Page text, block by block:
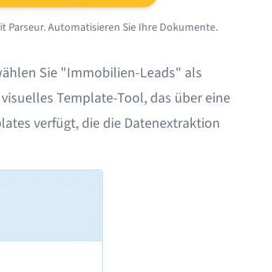
Parseur. Automatisieren Sie Ihre Dokumente.
Sie "Immobilien-Leads" als
Template-Tool, das über eine
verfügt, die die Datenextraktion